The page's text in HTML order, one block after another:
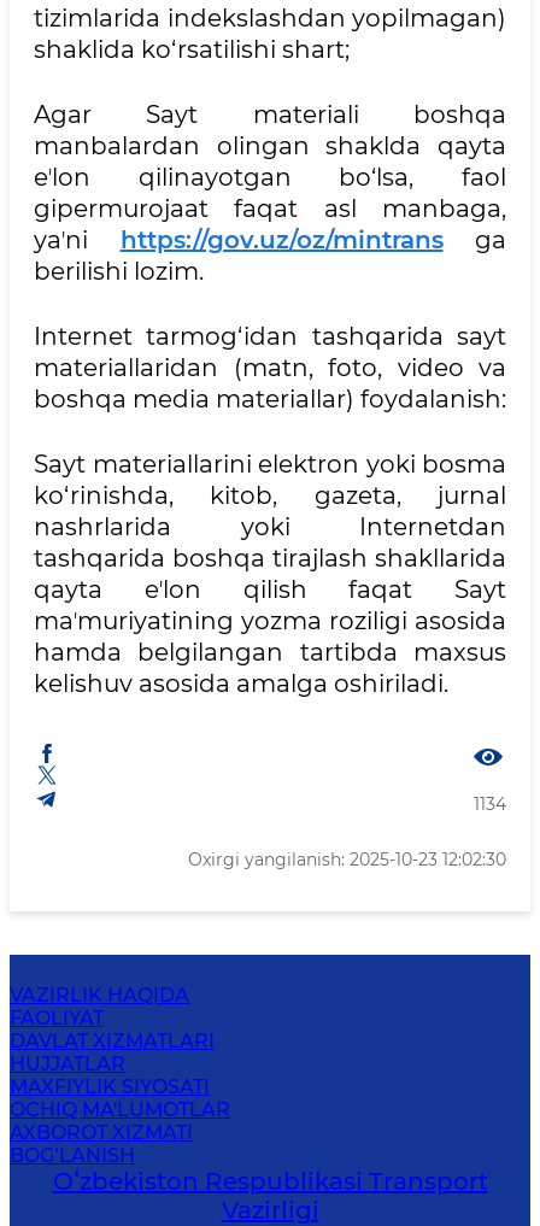
tizimlarida indekslashdan yopilmagan)
shaklida ko‘rsatilishi shart;
Agar Sayt materiali boshqa
manbalardan olingan shaklda qayta
eʼlon qilinayotgan bo‘lsa, faol
gipermurojaat faqat asl manbaga,
yaʼni https://gov.uz/oz/mintransga
berilishi lozim.
Internet tarmog‘idan tashqarida sayt
materiallaridan (matn, foto, video va
boshqa media materiallar) foydalanish:
Sayt materiallarini elektron yoki bosma
ko‘rinishda, kitob, gazeta, jurnal
nashrlarida yoki Internetdan
tashqarida boshqa tirajlash shakllarida
qayta eʼlon qilish faqat Sayt
maʼmuriyatining yozma roziligi asosida
hamda belgilangan tartibda maxsus
kelishuv asosida amalga oshiriladi.
1134
Oxirgi yangilanish: 2025-10-23 12:02:30
VAZIRLIK HAQIDA
FAOLIYAT
DAVLAT XIZMATLARI
HUJJATLAR
MAXFIYLIK SIYOSATI
OCHIQ MA'LUMOTLAR
AXBOROT XIZMATI
BOG‘LANISH
Oʻzbekiston Respublikasi Transport
Vazirligi